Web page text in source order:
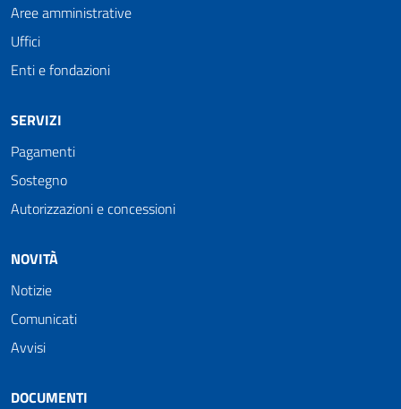
Aree amministrative
Uffici
Enti e fondazioni
SERVIZI
Pagamenti
Sostegno
Autorizzazioni e concessioni
NOVITÀ
Notizie
Comunicati
Avvisi
DOCUMENTI